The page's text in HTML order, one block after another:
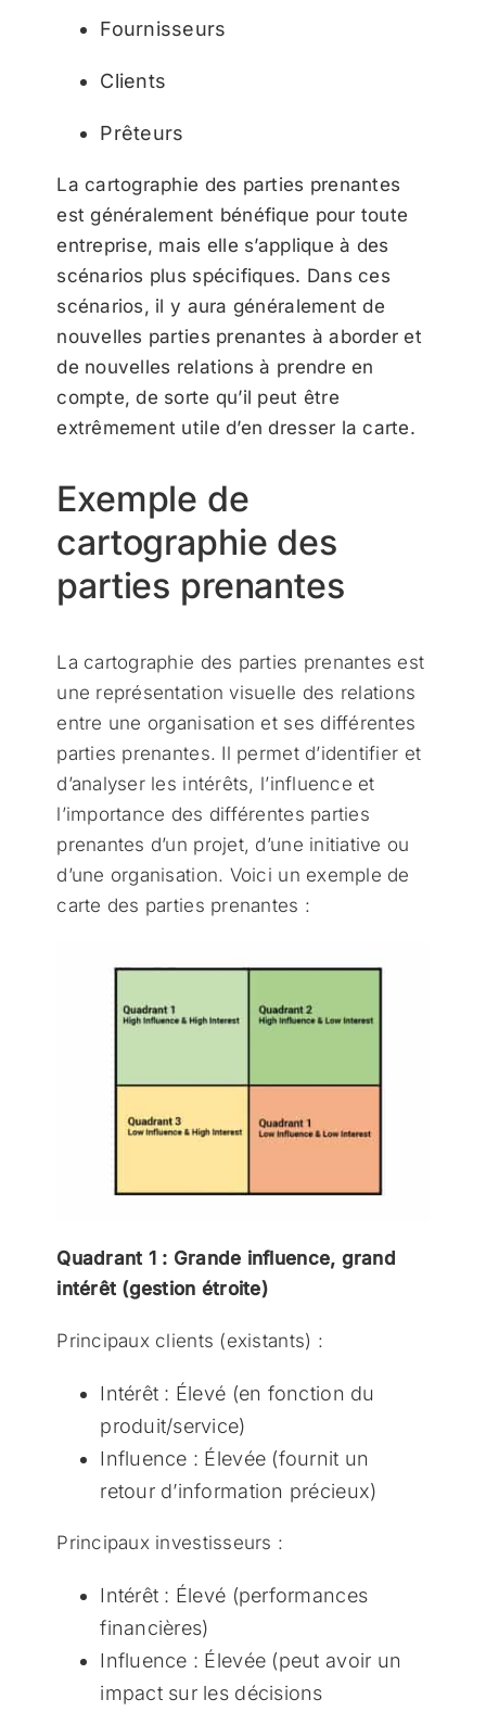
Fournisseurs
Clients
Prêteurs
La cartographie des parties prenantes
est généralement bénéfique pour toute
entreprise, mais elle s’applique à des
scénarios plus spécifiques. Dans ces
scénarios, il y aura généralement de
nouvelles parties prenantes à aborder et
de nouvelles relations à prendre en
compte, de sorte qu’il peut être
extrêmement utile d’en dresser la carte.
Exemple de
cartographie des
parties prenantes
La cartographie des parties prenantes est
une représentation visuelle des relations
entre une organisation et ses différentes
parties prenantes. Il permet d’identifier et
d’analyser les intérêts, l’influence et
l’importance des différentes parties
prenantes d’un projet, d’une initiative ou
d’une organisation. Voici un exemple de
carte des parties prenantes :
Quadrant 1 : Grande influence, grand
intérêt (gestion étroite)
Principaux clients (existants) :
Intérêt : Élevé (en fonction du
produit/service)
Influence : Élevée (fournit un
retour d’information précieux)
Principaux investisseurs :
Intérêt : Élevé (performances
financières)
Influence : Élevée (peut avoir un
impact sur les décisions